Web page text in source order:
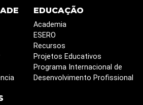
EDUCAÇÃO
Academia
ESERO
Recursos
Projetos Educativos
Programa Internacional de
Desenvolvimento Profissional